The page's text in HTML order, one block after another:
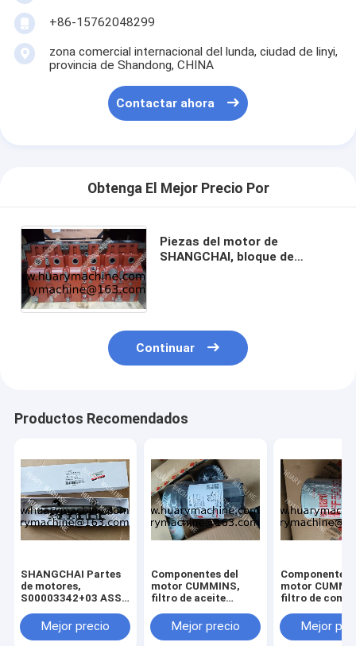
+86-15762048299
zona comercial internacional del lunda, ciudad de linyi,
provincia de Shandong, CHINA
Contactar ahora
Obtenga El Mejor Precio Por
Piezas del motor de
SHANGCHAI, bloque de
Continuar
Productos Recomendados
SHANGCHAI Partes
de motores,
S00003342+03 ASSY
ferrocarril para
motores SC7H
Mejor precio
Componentes del
motor CUMMINS,
filtro de aceite
filtro de aceite
XCDM6135N
Mejor precio
Componentes
motor
filtro de
GR135
combustible
Mejor